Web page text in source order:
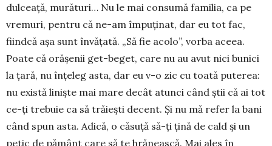
dulceaţă, mu­ră­turi… Nu le mai consumă fa­milia, ca pe
vremuri, pentru că ne-am împuţinat, dar eu tot fac,
fiindcă aşa sunt învăţată. „Să fie acolo”, vorba aceea.
Poate că orăşenii get-beget, care nu au avut nici bunici
la ţară, nu înţeleg asta, dar eu v-o zic cu toată puterea:
nu există linişte mai mare decât atunci când ştii că ai tot
ce-ţi trebuie ca să trăieşti decent. Și nu mă refer la bani
când spun asta. Adică, o căsuţă să-ţi ţină de cald şi un
petic de pământ care să te hrănească. Mai ales în